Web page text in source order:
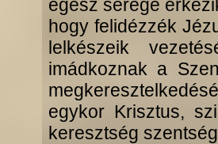
egész serege
hogy felidézzék
lelkészeik
imádkoznak a
egykor Krisztus,
keresztség